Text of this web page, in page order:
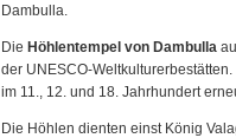
Dambulla.
Die Höhlentempel von Dambulla
der UNESCO-
im 11., 12. und 18. Jahrhundert
Die Höhlen dienten einst König